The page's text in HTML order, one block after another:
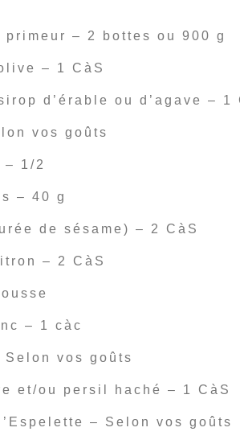
primeur – 2 bottes ou 900 g
– 1 CàS
d’érable ou d’agave – 1
vos goûts
– 1/2
– 40 g
de sésame) – 2 CàS
– 2 CàS
– 1 càc
Selon vos goûts
et/ou persil haché – 1 CàS
– Selon vos goûts